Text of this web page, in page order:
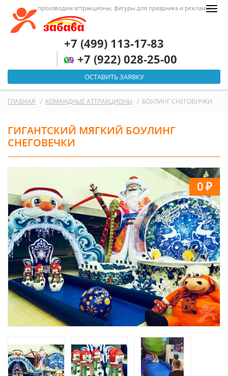
производим аттракционы, фигуры для праздника и рекламы
+7 (499) 113-17-83
+7 (922) 028-25-00
ОСТАВИТЬ ЗАЯВКУ
ГЛАВНАЯ КОМАНДНЫЕ АТТРАКЦИОНЫ БОУЛИНГ СНЕГОВИЧКИ
ГИГАНТСКИЙ МЯГКИЙ БОУЛИНГ
СНЕГОВЕЧКИ
0₽